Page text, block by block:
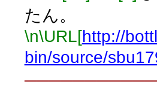
たん。
\n\URL[http://
bin/source/